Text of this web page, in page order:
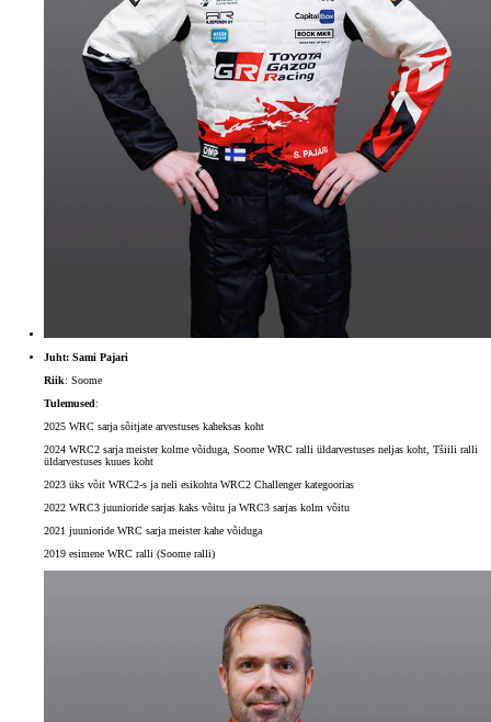
Juht: Sami Pajari
Riik: Soome
Tulemused:
2025 WRC sarja sõitjate arvestuses kaheksas koht
2024 WRC2 sarja meister kolme võiduga, Soome WRC ralli üldarvestuses neljas koht, Tšiili ralli
üldarvestuses kuues koht
2023 üks võit WRC2-s ja neli esikohta WRC2 Challenger kategoorias
2022 WRC3 juunioride sarjas kaks võitu ja WRC3 sarjas kolm võitu
2021 juunioride WRC sarja meister kahe võiduga
2019 esimene WRC ralli (Soome ralli)